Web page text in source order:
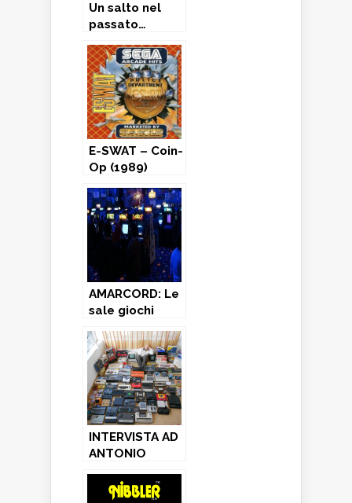
Un salto nel
passato…
E-SWAT – Coin-
Op (1989)
AMARCORD: Le
sale giochi
adolescenza –
Parte seconda
INTERVISTA AD
ANTONIO
che ce l’hai,